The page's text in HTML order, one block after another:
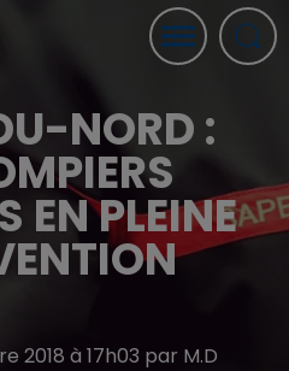
NORD :
EN PLEINE
2018 à 17h03 par M.D